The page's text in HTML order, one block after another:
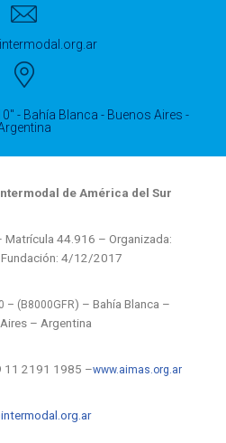
- Bahía Blanca - Buenos Aires -
de América del Sur
44.916 – Organizada:
4/12/2017
– (B8000GFR) – Bahía Blanca –
– Argentina
11 2191 1985 –www.aimas.org.ar